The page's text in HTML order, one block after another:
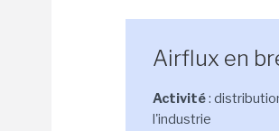
Airflux en
Activité:
l'industrie